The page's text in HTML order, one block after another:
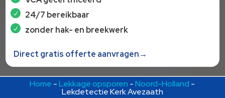
24/7 bereikbaar
zonder hak- en breekwerk
Direct gratis offerte aanvragen→
Home -Lekkage opsporen -Noord-Holland -
Lekdetectie Kerk Avezaath